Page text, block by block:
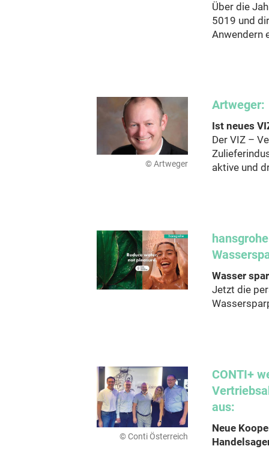
Über die
5019 und
Anwendern
© Artweger
Artweger:
Ist neues
Der VIZ –
aktive und
hansgrohe
Wasser
Jetzt die
© Conti Österreich
CONTI+
aus:
Neue